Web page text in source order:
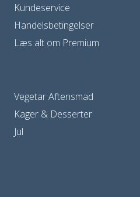
Kundeservice
Handelsbetingelser
Læs alt om Premium
Vegetar Aftensmad
Kager & Desserter
Jul